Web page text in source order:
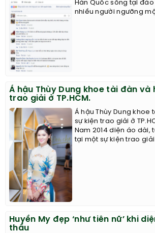
Hàn Quốc sống tại
nhiều người ngưỡng
Á hậu Thùy Dung khoe tài đàn và
trao giải ở TP.HCM.
Á hậu Thùy Dung khoe
sự kiện trao giải ở
Nam 2014 diện áo dài,
tại một sự kiện trao giải
Huyền My đẹp ‘như tiên nữ’ khi
thấu